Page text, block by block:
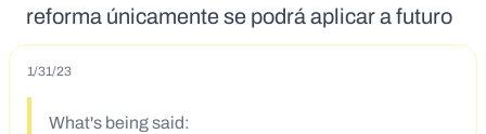
reforma únicamente se podrá aplicar a futuro
1/31/23
What's being said: